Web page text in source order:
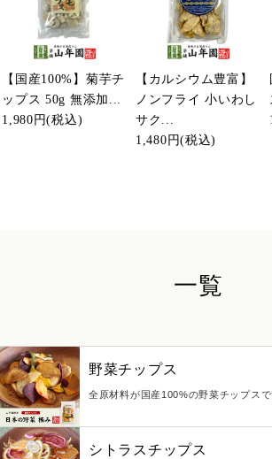
【国産100%】菊芋チ
ップス 50g 無添加...
1,980円(税込)
【カルシウム豊富】
ノンフライ 小いわし
サク...
1,480円(税込)
一覧
野菜チップス
全原材料が国産100%の野菜チップスで
シトラスチップス